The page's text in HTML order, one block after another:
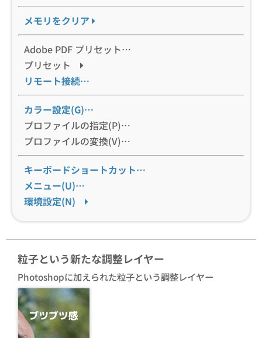
メモリをクリア
Adobe PDF プリセット…
プリセット
リモート接続…
カラー設定(G)…
プロファイルの指定(P)…
プロファイルの変換(V)…
キーボードショートカット…
メニュー(U)…
環境設定(N)
粒子という新たな調整レイヤー
Photoshopに加えられた粒子という調整レイヤー